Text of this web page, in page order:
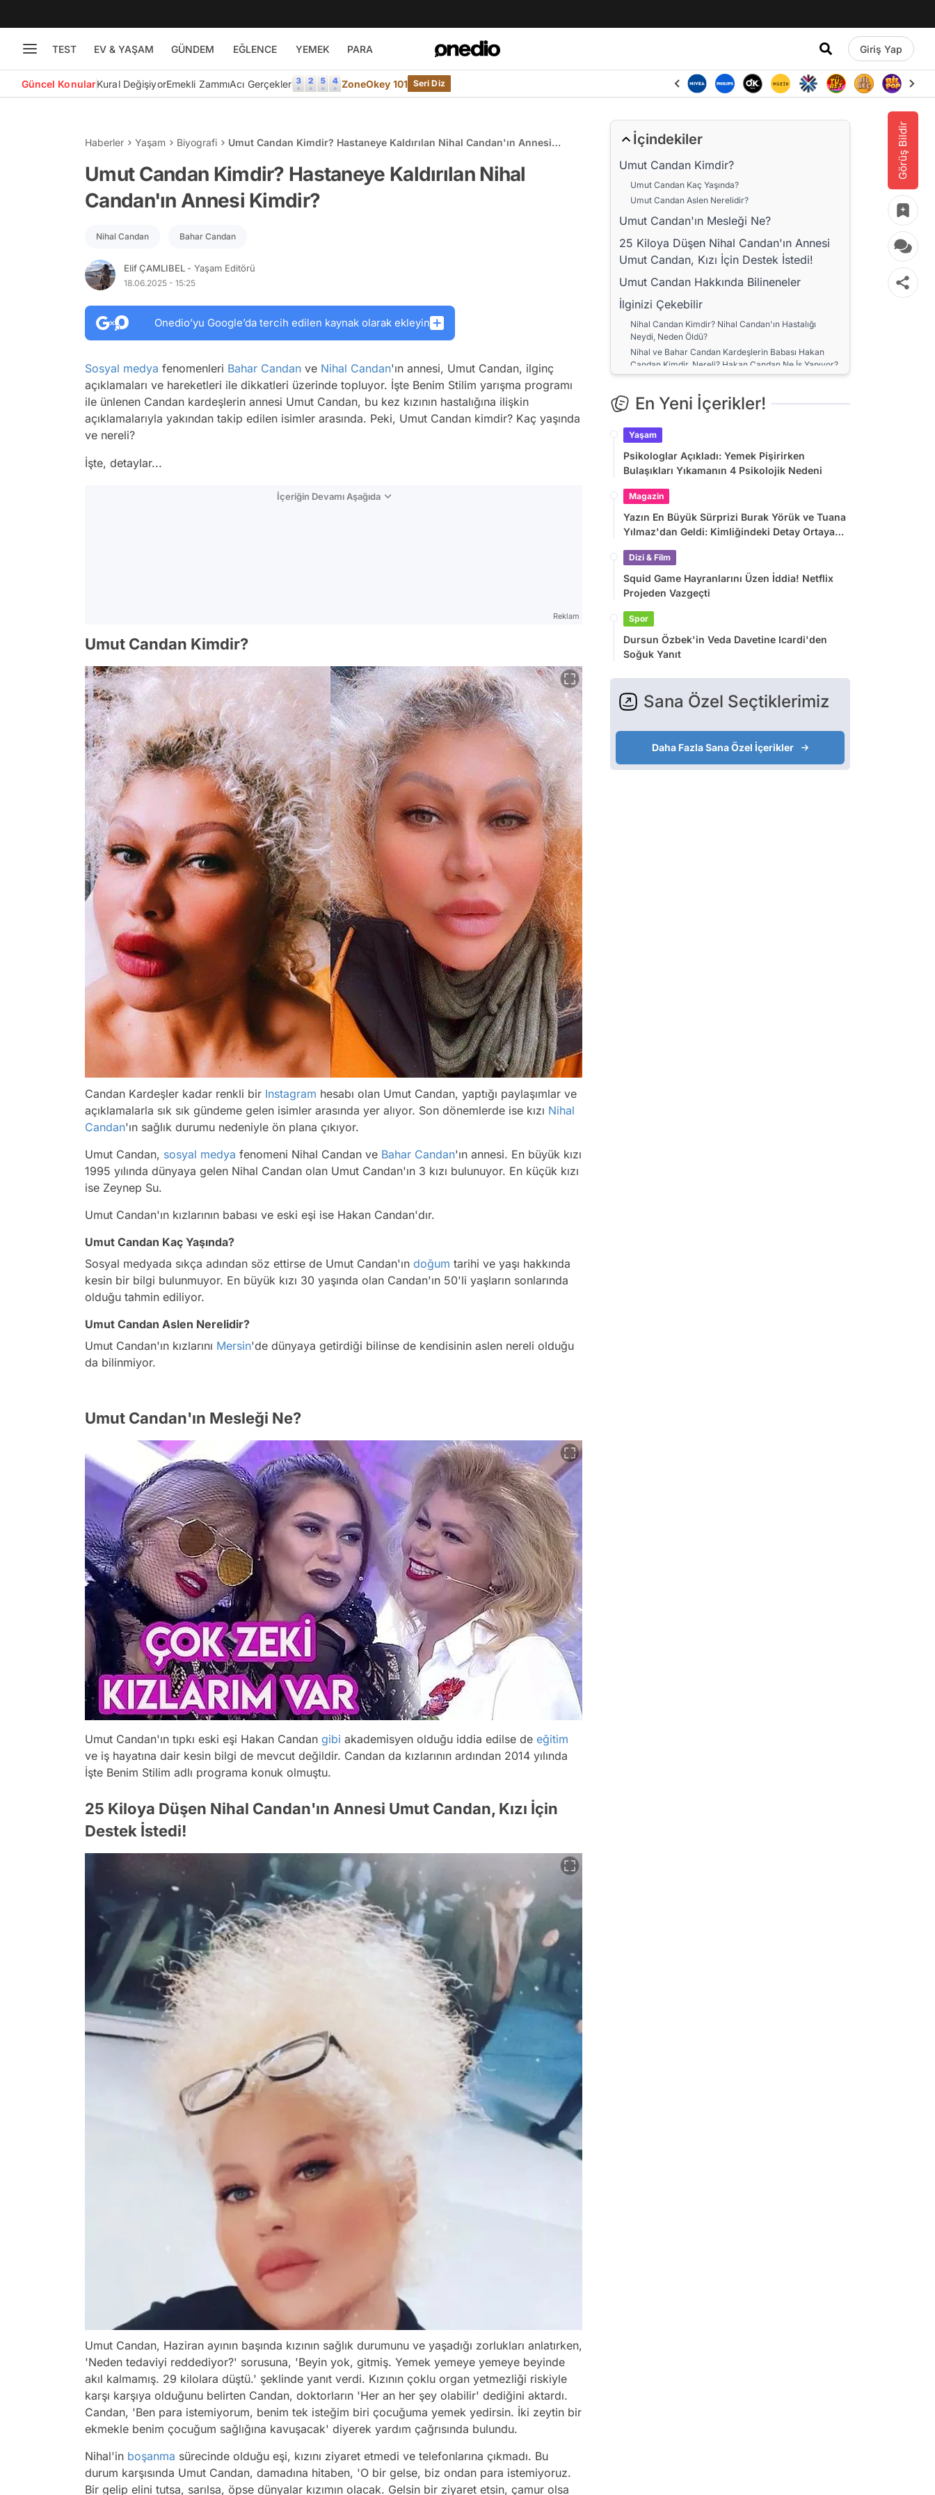
TEST EV & YAŞAM GÜNDEM EĞLENCE YEMEK PARA Giriş Yap
Güncel KonularKural DeğişiyorEmekli ZammıAcı Gerçekler ZoneOkey 101 Seri Diz
Görüş Bildir
Haberler Yaşam Biyografi
Umut Candan Kimdir? Hastaneye Kaldırılan Nihal Candan'ın Annesi
Umut Candan Kimdir? Hastaneye Kaldırılan Nihal
Candan'ın Annesi Kimdir?
Nihal Candan Bahar Candan
Elif ÇAMLIBEL - Yaşam Editörü
18.06.2025 - 15:25
Onedio’yu Google’da tercih edilen kaynak olarak ekleyin
Sosyal medya fenomenleri Bahar Candan ve Nihal Candan'ın annesi, Umut Candan, ilginç
açıklamaları ve hareketleri ile dikkatleri üzerinde topluyor. İşte Benim Stilim yarışma programı
ile ünlenen Candan kardeşlerin annesi Umut Candan, bu kez kızının hastalığına ilişkin
açıklamalarıyla yakından takip edilen isimler arasında. Peki, Umut Candan kimdir? Kaç yaşında
ve nereli?
İşte, detaylar...
İçeriğin Devamı Aşağıda
Reklam
Umut Candan Kimdir?
Candan Kardeşler kadar renkli bir Instagram hesabı olan Umut Candan, yaptığı paylaşımlar ve
açıklamalarla sık sık gündeme gelen isimler arasında yer alıyor. Son dönemlerde ise kızı Nihal
Candan'ın sağlık durumu nedeniyle ön plana çıkıyor.
Umut Candan, sosyal medya fenomeni Nihal Candan ve Bahar Candan'ın annesi. En büyük kızı
1995 yılında dünyaya gelen Nihal Candan olan Umut Candan'ın 3 kızı bulunuyor. En küçük kızı
ise Zeynep Su.
Umut Candan'ın kızlarının babası ve eski eşi ise Hakan Candan'dır.
Umut Candan Kaç Yaşında?
Sosyal medyada sıkça adından söz ettirse de Umut Candan'ın doğum tarihi ve yaşı hakkında
kesin bir bilgi bulunmuyor. En büyük kızı 30 yaşında olan Candan'ın 50'li yaşların sonlarında
olduğu tahmin ediliyor.
Umut Candan Aslen Nerelidir?
Umut Candan'ın kızlarını Mersin'de dünyaya getirdiği bilinse de kendisinin aslen nereli olduğu
da bilinmiyor.
Umut Candan'ın Mesleği Ne?
Umut Candan'ın tıpkı eski eşi Hakan Candan gibi akademisyen olduğu iddia edilse de eğitim
ve iş hayatına dair kesin bilgi de mevcut değildir. Candan da kızlarının ardından 2014 yılında
İşte Benim Stilim adlı programa konuk olmuştu.
25 Kiloya Düşen Nihal Candan'ın Annesi Umut Candan, Kızı İçin
Destek İstedi!
Umut Candan, Haziran ayının başında kızının sağlık durumunu ve yaşadığı zorlukları anlatırken,
'Neden tedaviyi reddediyor?' sorusuna, 'Beyin yok, gitmiş. Yemek yemeye yemeye beyinde
akıl kalmamış. 29 kilolara düştü.' şeklinde yanıt verdi. Kızının çoklu organ yetmezliği riskiyle
karşı karşıya olduğunu belirten Candan, doktorların 'Her an her şey olabilir' dediğini aktardı.
Candan, 'Ben para istemiyorum, benim tek isteğim biri çocuğuma yemek yedirsin. İki zeytin bir
ekmekle benim çocuğum sağlığına kavuşacak' diyerek yardım çağrısında bulundu.
Nihal'in boşanma sürecinde olduğu eşi, kızını ziyaret etmedi ve telefonlarına çıkmadı. Bu
durum karşısında Umut Candan, damadına hitaben, 'O bir gelse, biz ondan para istemiyoruz.
Bir gelip elini tutsa, sarılsa, öpse dünyalar kızımın olacak. Gelsin bir ziyaret etsin, çamur olsa
İçindekiler
Umut Candan Kimdir?
Umut Candan Kaç Yaşında?
Umut Candan Aslen Nerelidir?
Umut Candan'ın Mesleği Ne?
25 Kiloya Düşen Nihal Candan'ın Annesi
Umut Candan, Kızı İçin Destek İstedi!
Umut Candan Hakkında Bilineneler
İlginizi Çekebilir
Nihal Candan Kimdir? Nihal Candan'ın Hastalığı
Neydi, Neden Öldü?
Nihal ve Bahar Candan Kardeşlerin Babası Hakan
Candan Kimdir, Nereli? Hakan Candan Ne İş Yapıyor?
Ağırlaşan Nihal Candan 25 Kiloya Düştü!
En Yeni İçerikler!
Yaşam
Psikologlar Açıkladı: Yemek Pişirirken
Bulaşıkları Yıkamanın 4 Psikolojik Nedeni
Magazin
Yazın En Büyük Sürprizi Burak Yörük ve Tuana
Yılmaz'dan Geldi: Kimliğindeki Detay Ortaya
Dizi & Film
Squid Game Hayranlarını Üzen İddia! Netflix
Projeden Vazgeçti
Spor
Dursun Özbek'in Veda Davetine Icardi'den
Soğuk Yanıt
Sana Özel Seçtiklerimiz
Daha Fazla Sana Özel İçerikler